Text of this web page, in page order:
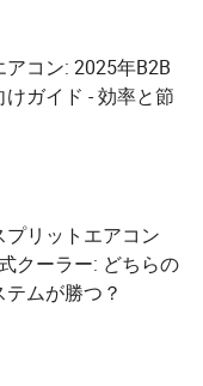
アコン: 2025年B2B
けガイド - 効率と節
プリットエアコン
クーラー: どちらの
ムが勝つ？